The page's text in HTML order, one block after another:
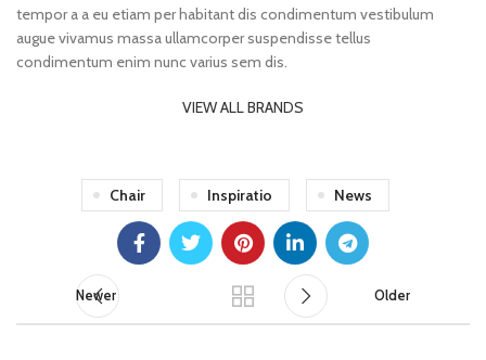
tempor a a eu etiam per habitant dis condimentum vestibulum
augue vivamus massa ullamcorper suspendisse tellus
condimentum enim nunc varius sem dis.
VIEW ALL BRANDS
Chair Inspiratio News
Newer Older